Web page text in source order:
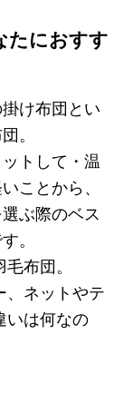
たにおすす
け布団とい
。
トして・温
ことから、
ぶ際のベス
。
布団。
、ネットやテ
いは何なの